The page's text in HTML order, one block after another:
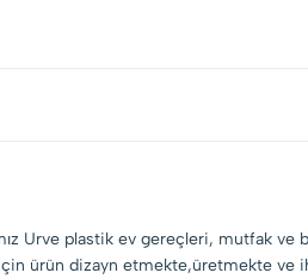
Urve plastik ev gereçleri, mutfak ve
için ürün dizayn etmekte,üretmekte